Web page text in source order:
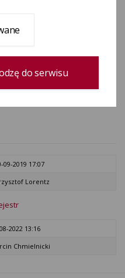
Wolność i
09-2019 17:07
Lorentz
2022 13:16
Chmielnicki
do serwisu